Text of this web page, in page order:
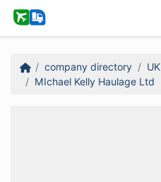
company directory UK
MIchael Kelly Haulage Ltd